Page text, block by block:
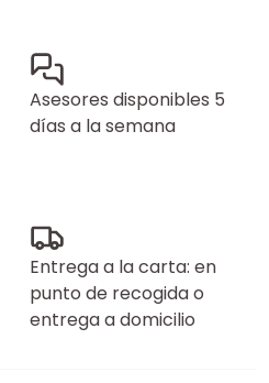
Asesores disponibles 5
días a la semana
Entrega a la carta: en
punto de recogida o
entrega a domicilio